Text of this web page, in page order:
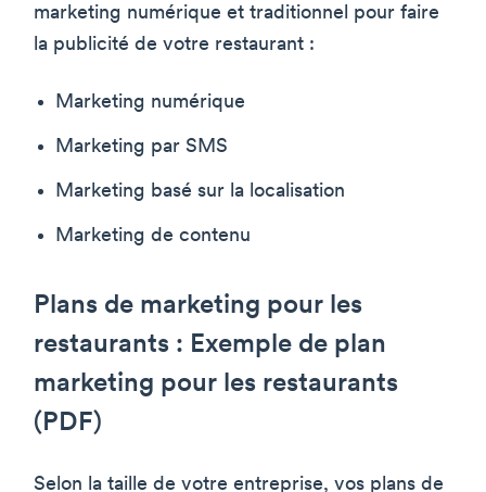
marketing numérique et traditionnel pour faire
la publicité de votre restaurant :
Marketing numérique
Marketing par SMS
Marketing basé sur la localisation
Marketing de contenu
Plans de marketing pour les
restaurants : Exemple de plan
marketing pour les restaurants
(PDF)
Selon la taille de votre entreprise, vos plans de